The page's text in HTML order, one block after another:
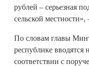
рублей – серьезная
сельской
По словам главы
республике
соответствии с